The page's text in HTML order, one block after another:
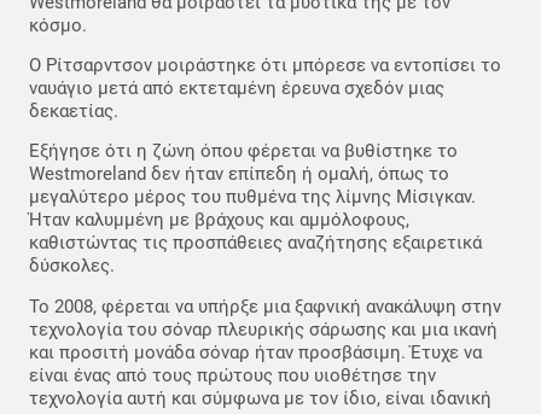
κόσμο.
Ο Ρίτσαρντσον μοιράστηκε ότι μπόρεσε να εντοπίσει το
ναυάγιο μετά από εκτεταμένη έρευνα σχεδόν μιας
δεκαετίας.
Εξήγησε ότι η ζώνη όπου φέρεται να βυθίστηκε το
Westmoreland δεν ήταν επίπεδη ή ομαλή, όπως το
μεγαλύτερο μέρος του πυθμένα της λίμνης Μίσιγκαν.
Ήταν καλυμμένη με βράχους και αμμόλοφους,
καθιστώντας τις προσπάθειες αναζήτησης εξαιρετικά
δύσκολες.
Το 2008, φέρεται να υπήρξε μια ξαφνική ανακάλυψη στην
τεχνολογία του σόναρ πλευρικής σάρωσης και μια ικανή
και προσιτή μονάδα σόναρ ήταν προσβάσιμη. Έτυχε να
είναι ένας από τους πρώτους που υιοθέτησε την
τεχνολογία αυτή και σύμφωνα με τον ίδιο, είναι ιδανική